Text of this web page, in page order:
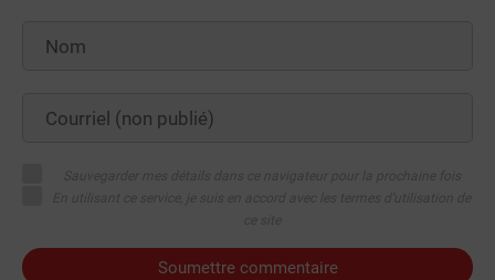
Soumettre commentaire